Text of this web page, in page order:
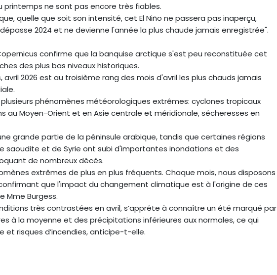
printemps ne sont pas encore très fiables.
quelle que soit son intensité, cet El Niño ne passera pas inaperçu,
2024 et ne devienne l'année la plus chaude jamais enregistrée".
confirme que la banquise arctique s'est peu reconstituée cet
des plus bas niveaux historiques.
2026 est au troisième rang des mois d'avril les plus chauds jamais
phénomènes météorologiques extrêmes: cyclones tropicaux
au Moyen-Orient et en Asie centrale et méridionale, sécheresses en
grande partie de la péninsule arabique, tandis que certaines régions
saoudite et de Syrie ont subi d'importantes inondations et des
de nombreux décès.
extrêmes de plus en plus fréquents. Chaque mois, nous disposons
que l'impact du changement climatique est à l'origine de ces
Mme Burgess.
très contrastées en avril, s’apprête à connaître un été marqué par
à la moyenne et des précipitations inférieures aux normales, ce qui
et risques d’incendies, anticipe-t-elle.